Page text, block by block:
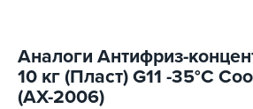
м. Київ, вул. Остафія
Дашкевича, 15
забрати 11 серпня
Аналоги Антифриз-
10 кг (Пласт) G11 -35°С
(AX-2006)